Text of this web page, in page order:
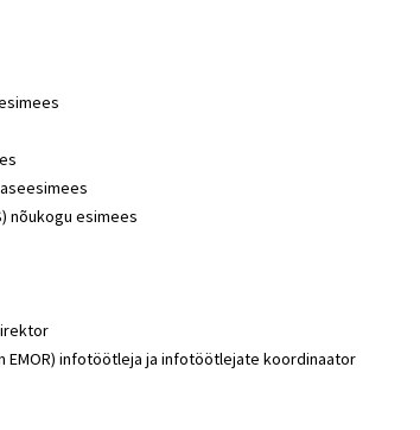
nõukogu esimees
EMOR) infotöötleja ja infotöötlejate koordinaator